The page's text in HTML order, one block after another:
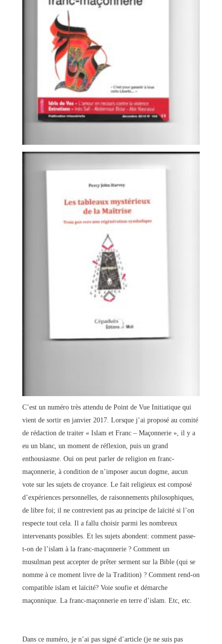
C’est un numéro très attendu de Point de Vue Initiatique qui
vient de sortir en janvier 2017. Lorsque j’ai proposé au comité
de rédaction de traiter « Islam et Franc – Maçonnerie », il y a
eu un blanc, un moment de réflexion, puis un grand
enthousiasme. Oui on peut parler de religion en franc-
maçonnerie, à condition de n’imposer aucun dogme, aucun
vote sur les sujets de croyance. Le fait religieux est composé
d’expériences personnelles, de raisonnements philosophiques,
de libre foi; il ne contrevient pas au principe de laïcité si l’on
respecte tout cela. Il a fallu choisir parmi les nombreux
intervenants possibles. Et les sujets abondent: comment passe-
t-on de l’islam à la franc-maçonnerie ? Comment un
musulman peut accepter de prêter serment sur la Bible (qui se
nomme à ce moment livre de la Tradition) ? Comment rend-on
compatible islam et laïcité? Voie soufie et démarche
maçonnique. La franc-maçonnerie en terre d’islam. Etc, etc.
Dans ce numéro, je n’ai pas signé d’article (je ne suis pas